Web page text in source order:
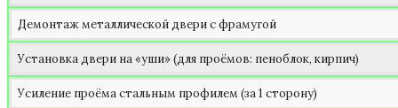
Демонтаж металлической двери с фрамугой
Установка двери на «уши» (для проёмов: пеноблок, кирпич)
Усиление проёма стальным профилем (за 1 сторону)